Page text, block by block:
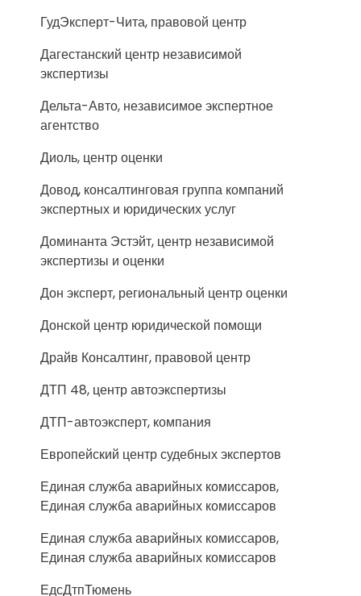
ГудЭксперт-Чита, правовой центр
Дагестанский центр независимой
экспертизы
Дельта-Авто, независимое экспертное
агентство
Диоль, центр оценки
Довод, консалтинговая группа компаний
экспертных и юридических услуг
Доминанта Эстэйт, центр независимой
экспертизы и оценки
Дон эксперт, региональный центр оценки
Донской центр юридической помощи
Драйв Консалтинг, правовой центр
ДТП 48, центр автоэкспертизы
ДТП-автоэксперт, компания
Европейский центр судебных экспертов
Единая служба аварийных комиссаров,
Единая служба аварийных комиссаров
Единая служба аварийных комиссаров,
Единая служба аварийных комиссаров
ЕдсДтпТюмень